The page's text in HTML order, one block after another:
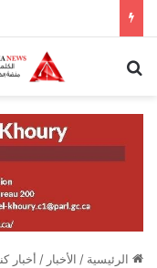
الرئيسية / الأخبار / أخبار